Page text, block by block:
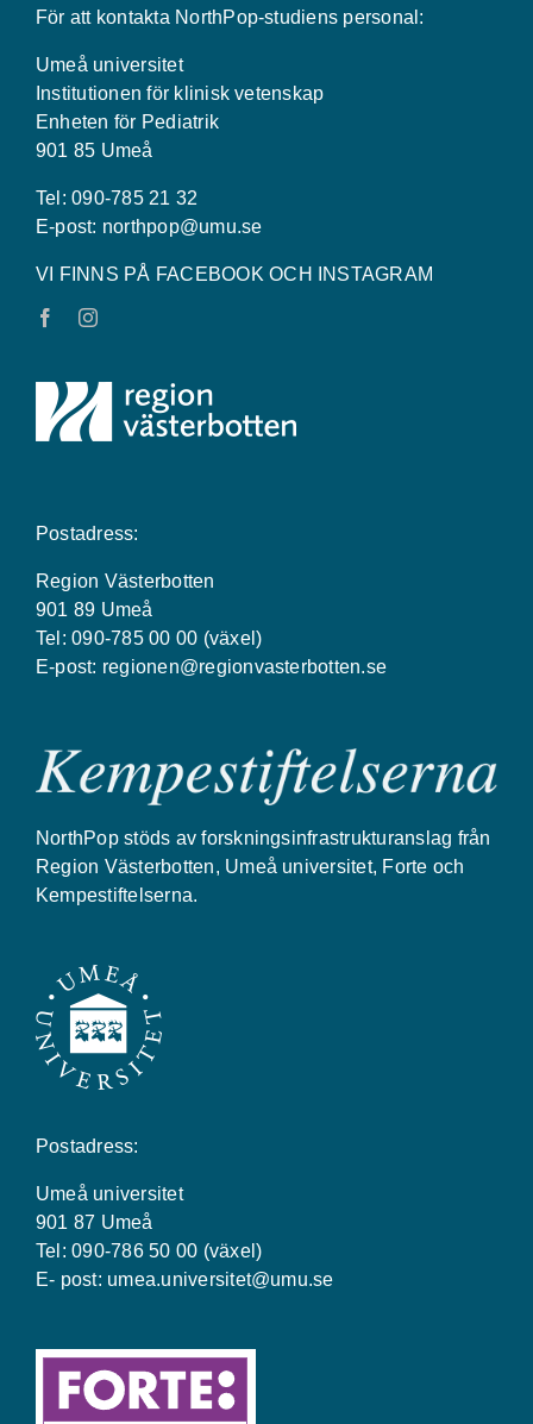
För att kontakta NorthPop-studiens personal:
Umeå universitet
Institutionen för klinisk vetenskap
Enheten för Pediatrik
901 85 Umeå
Tel: 090-785 21 32
E-post: northpop@umu.se
VI FINNS PÅ FACEBOOK OCH INSTAGRAM
Postadress:
Region Västerbotten
901 89 Umeå
Tel: 090-785 00 00 (växel)
E-post: regionen@regionvasterbotten.se
NorthPop stöds av forskningsinfrastrukturanslag från
Region Västerbotten, Umeå universitet, Forte och
Kempestiftelserna.
Postadress:
Umeå universitet
901 87 Umeå
Tel: 090-786 50 00 (växel)
E- post: umea.universitet@umu.se